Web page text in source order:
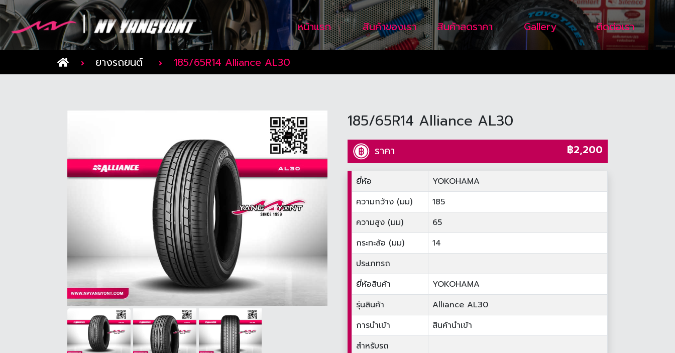
หน้าแรก สินค้าของเรา สินค้าลดราคา Gallery ติดต่อเรา
ยางรถยนต์ 185/65R14 Alliance AL30
185/65R14 Alliance AL30
ราคา ฿2,200
ยี่ห้อ
YOKOHAMA
ความกว้าง (มม)
185
ความสูง (มม)
65
กระทะล้อ (มม)
14
ประเภทรถ
ยี่ห้อสินค้า
YOKOHAMA
รุ่นสินค้า
Alliance AL30
การนำเข้า
สินค้านำเข้า
สำหรับรถ